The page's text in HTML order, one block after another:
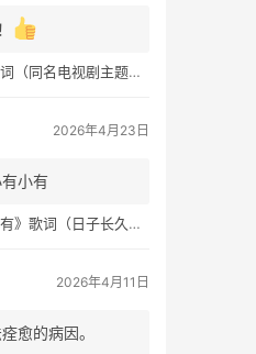
同名电视剧主题曲）
2026年4月23日
小有
词（日子长久幸福小有）
2026年4月11日
愈的病因。